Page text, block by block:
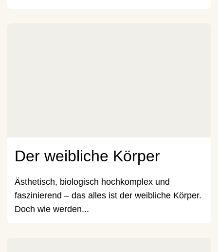
Der weibliche Körper
Ästhetisch, biologisch hochkomplex und
faszinierend – das alles ist der weibliche Körper.
Doch wie werden...